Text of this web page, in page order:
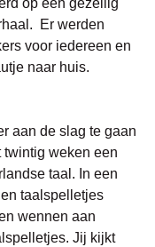
op een gezellig
Er werden
voor iedereen en
naar huis.
aan de slag te gaan
twintig weken een
taal. In een
taalspelletjes
wennen aan
Jij kijkt